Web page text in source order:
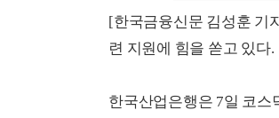
[한국금융신문 김성훈 기
련 지원에 힘을 쏟고 있다.
한국산업은행은 7일 코스